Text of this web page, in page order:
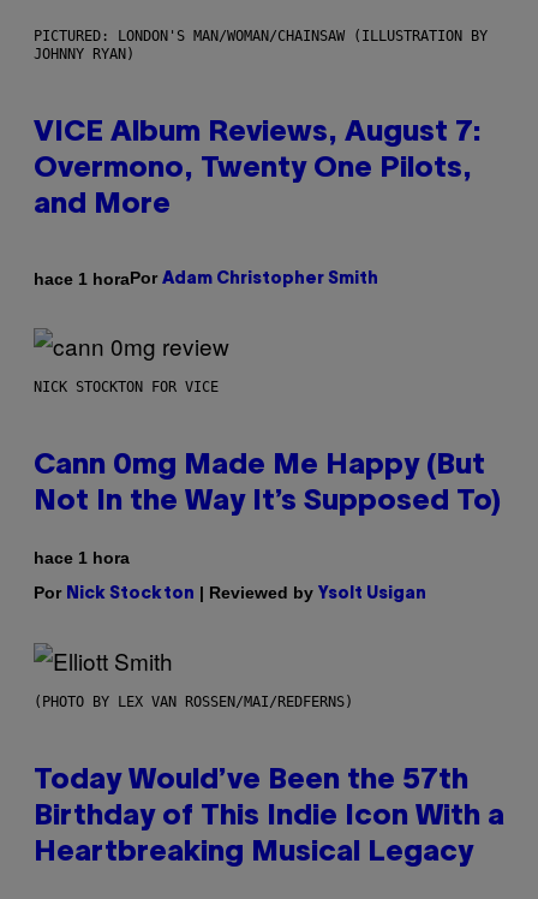
PICTURED: LONDON'S MAN/WOMAN/CHAINSAW (ILLUSTRATION BY
JOHNNY RYAN)
VICE Album Reviews, August 7:
Overmono, Twenty One Pilots,
and More
hace 1 horaPor Adam Christopher Smith
NICK STOCKTON FOR VICE
Cann 0mg Made Me Happy (But
Not In the Way It’s Supposed To)
hace 1 hora
Por Nick Stockton | Reviewed by Ysolt Usigan
(PHOTO BY LEX VAN ROSSEN/MAI/REDFERNS)
Today Would’ve Been the 57th
Birthday of This Indie Icon With a
Heartbreaking Musical Legacy